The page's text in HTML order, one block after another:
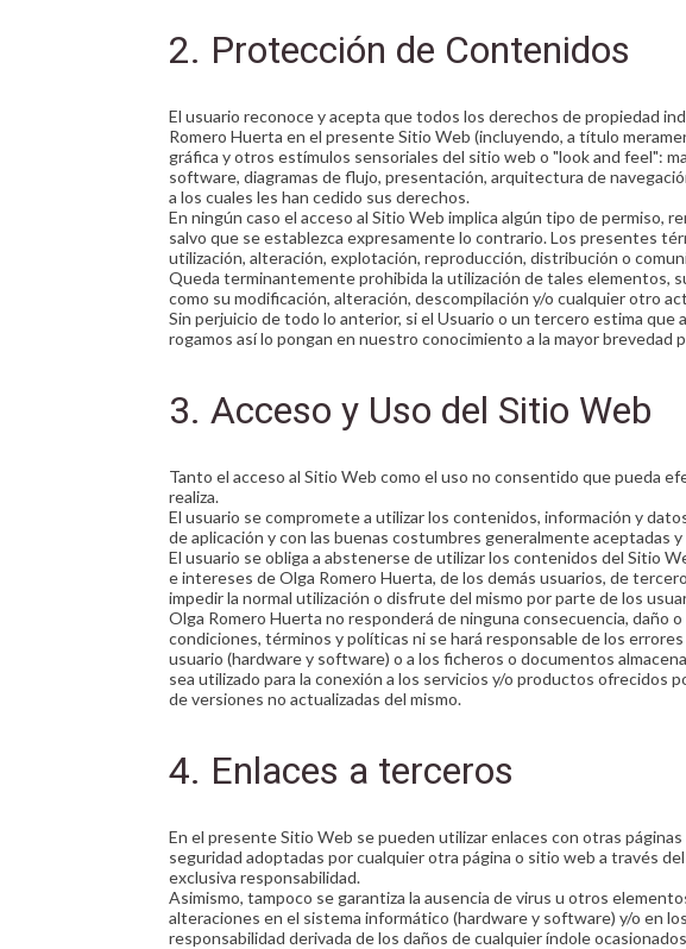
2. Protección de Contenidos
El usuario reconoce y acepta que todos los derechos de propiedad
Romero Huerta en el presente Sitio Web (incluyendo, a título
gráfica y otros estímulos sensoriales del sitio web o "look and feel":
software, diagramas de flujo, presentación, arquitectura de
a los cuales les han cedido sus derechos.
En ningún caso el acceso al Sitio Web implica algún tipo de permiso,
salvo que se establezca expresamente lo contrario. Los presentes
utilización, alteración, explotación, reproducción, distribución o
Queda terminantemente prohibida la utilización de tales elementos,
como su modificación, alteración, descompilación y/o cualquier otro
Sin perjuicio de todo lo anterior, si el Usuario o un tercero estima
rogamos así lo pongan en nuestro conocimiento a la mayor brevedad
3. Acceso y Uso del Sitio Web
Tanto el acceso al Sitio Web como el uso no consentido que pueda
realiza.
El usuario se compromete a utilizar los contenidos, información y
de aplicación y con las buenas costumbres generalmente aceptadas
El usuario se obliga a abstenerse de utilizar los contenidos del Sitio
e intereses de Olga Romero Huerta, de los demás usuarios, de
impedir la normal utilización o disfrute del mismo por parte de los
Olga Romero Huerta no responderá de ninguna consecuencia, daño
condiciones, términos y políticas ni se hará responsable de los
usuario (hardware y software) o a los ficheros o documentos
sea utilizado para la conexión a los servicios y/o productos ofrecidos
de versiones no actualizadas del mismo.
4. Enlaces a terceros
En el presente Sitio Web se pueden utilizar enlaces con otras
seguridad adoptadas por cualquier otra página o sitio web a través
exclusiva responsabilidad.
Asimismo, tampoco se garantiza la ausencia de virus u otros
alteraciones en el sistema informático (hardware y software) y/o en
responsabilidad derivada de los daños de cualquier índole